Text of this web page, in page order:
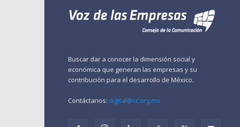
Buscar dar a conocer la dimensión social y
económica que generan las empresas y su
contribución para el desarrollo de México.
Contáctanos: digital@cc.org.mx